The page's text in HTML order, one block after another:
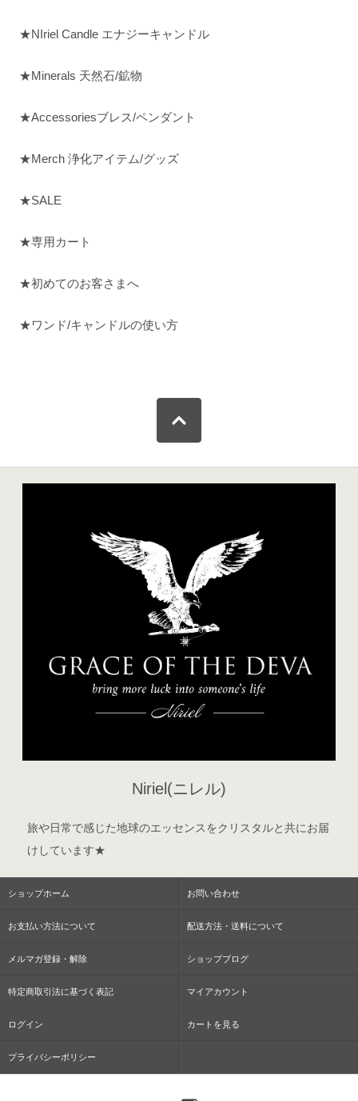
★NIriel Candle エナジーキャンドル
★Minerals 天然石/鉱物
★Accessoriesブレス/ペンダント
★Merch 浄化アイテム/グッズ
★SALE
★専用カート
★初めてのお客さまへ
★ワンド/キャンドルの使い方
Niriel(ニレル)
旅や日常で感じた地球のエッセンスをクリスタルと共にお届
けしています★
ショップホーム お問い合わせ
お支払い方法について 配送方法・送料について
メルマガ登録・解除 ショップブログ
特定商取引法に基づく表記 マイアカウント
ログイン カートを見る
プライバシーポリシー